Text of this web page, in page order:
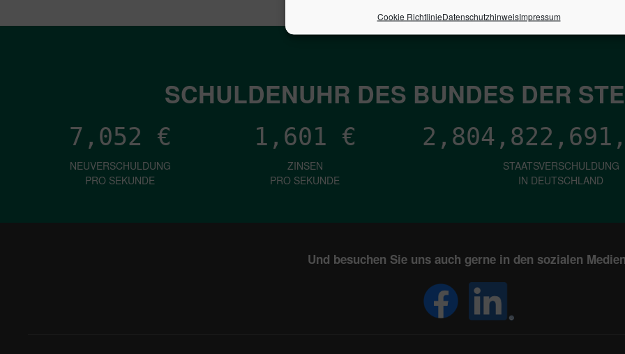
Cookie RichtlinieDatenschutzhinweisImpressum
SCHULDENUHR DES BUNDES DER
7,052 €
NEUVERSCHULDUNG
PRO SEKUNDE
1,601 €
ZINSEN
PRO SEKUNDE
STAATSVERSCHULDUNG
IN DEUTSCHLAND
Und besuchen Sie uns auch gerne in den sozialen